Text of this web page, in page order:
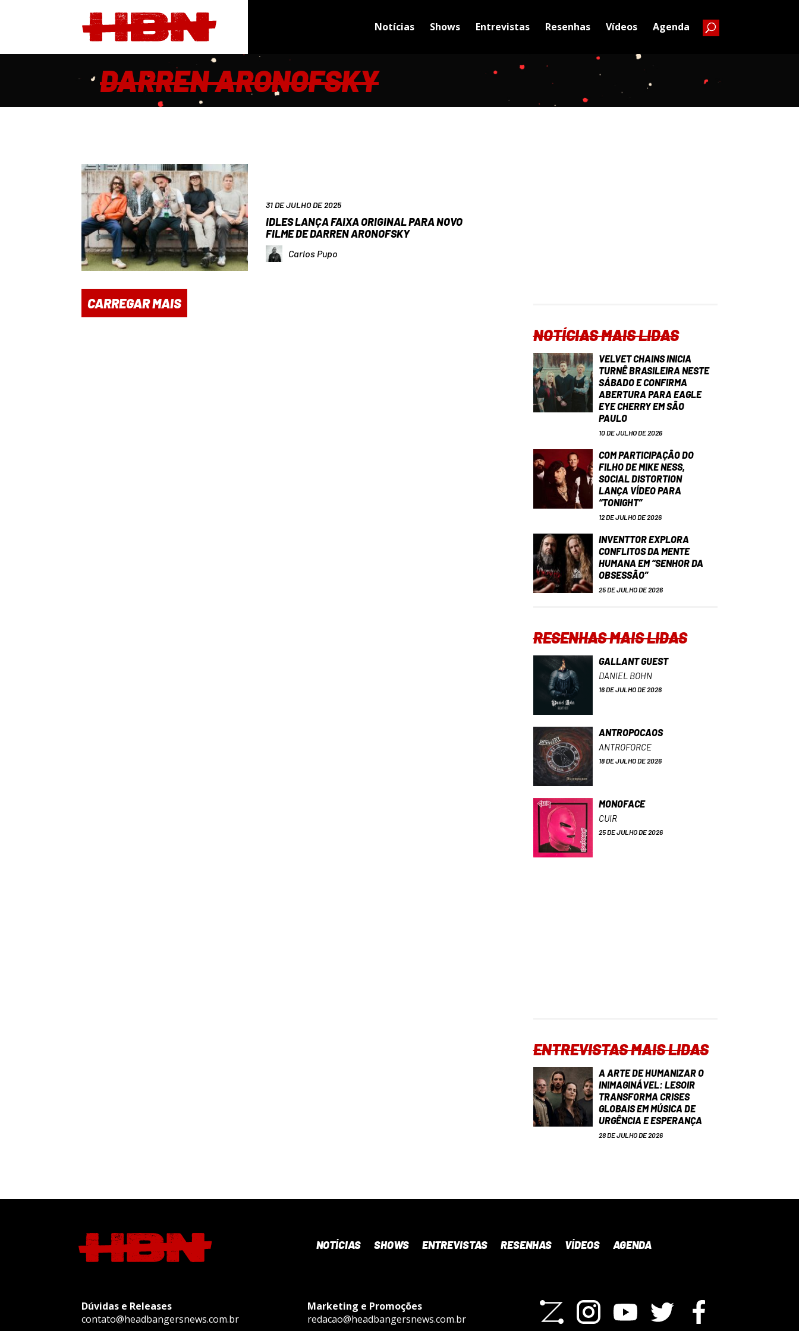
Notícias Shows Entrevistas Resenhas Vídeos Agenda
DARREN ARONOFSKY
31 DE JULHO DE 2025
IDLES LANÇA FAIXA ORIGINAL PARA NOVO
FILME DE DARREN ARONOFSKY
Carlos Pupo
CARREGAR MAIS
NOTÍCIAS MAIS LIDAS
VELVET CHAINS INICIA
TURNÊ BRASILEIRA NESTE
SÁBADO E CONFIRMA
ABERTURA PARA EAGLE
EYE CHERRY EM SÃO
PAULO
10 DE JULHO DE 2026
COM PARTICIPAÇÃO DO
FILHO DE MIKE NESS,
SOCIAL DISTORTION
LANÇA VÍDEO PARA
“TONIGHT”
12 DE JULHO DE 2026
INVENTTOR EXPLORA
CONFLITOS DA MENTE
HUMANA EM “SENHOR DA
OBSESSÃO”
25 DE JULHO DE 2026
RESENHAS MAIS LIDAS
GALLANT GUEST
DANIEL BOHN
16 DE JULHO DE 2026
ANTROPOCAOS
ANTROFORCE
18 DE JULHO DE 2026
MONOFACE
CUIR
25 DE JULHO DE 2026
ENTREVISTAS MAIS LIDAS
A ARTE DE HUMANIZAR O
INIMAGINÁVEL: LESOIR
TRANSFORMA CRISES
GLOBAIS EM MÚSICA DE
URGÊNCIA E ESPERANÇA
28 DE JULHO DE 2026
NOTÍCIAS SHOWS ENTREVISTAS RESENHAS VÍDEOS AGENDA
Dúvidas e Releases
contato@headbangersnews.com.br
Marketing e Promoções
redacao@headbangersnews.com.br